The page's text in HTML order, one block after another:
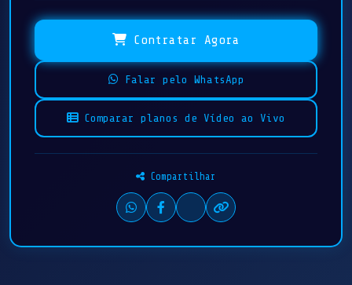
Contratar Agora
Falar pelo WhatsApp
Comparar planos de Vídeo ao Vivo
Compartilhar